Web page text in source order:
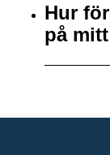
Hur
på